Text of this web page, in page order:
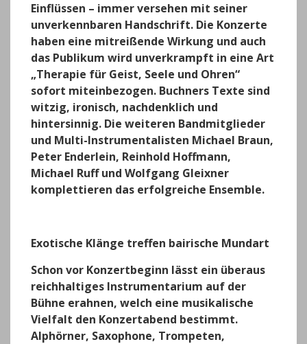
Einflüssen – immer versehen mit seiner
unverkennbaren Handschrift. Die Konzerte
haben eine mitreißende Wirkung und auch
das Publikum wird unverkrampft in eine Art
„Therapie für Geist, Seele und Ohren“
sofort miteinbezogen. Buchners Texte sind
witzig, ironisch, nachdenklich und
hintersinnig. Die weiteren Bandmitglieder
und Multi-Instrumentalisten Michael Braun,
Peter Enderlein, Reinhold Hoffmann,
Michael Ruff und Wolfgang Gleixner
komplettieren das erfolgreiche Ensemble.
Exotische Klänge treffen bairische Mundart
Schon vor Konzertbeginn lässt ein überaus
reichhaltiges Instrumentarium auf der
Bühne erahnen, welch eine musikalische
Vielfalt den Konzertabend bestimmt.
Alphörner, Saxophone, Trompeten,